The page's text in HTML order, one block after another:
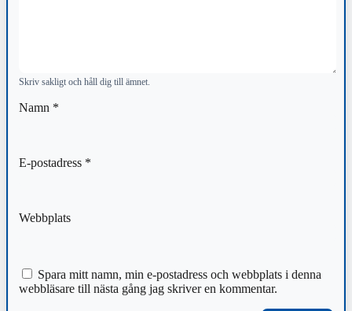
Skriv sakligt och håll dig till ämnet.
Namn *
E-postadress *
Webbplats
Spara mitt namn, min e-postadress och webbplats i denna
webbläsare till nästa gång jag skriver en kommentar.